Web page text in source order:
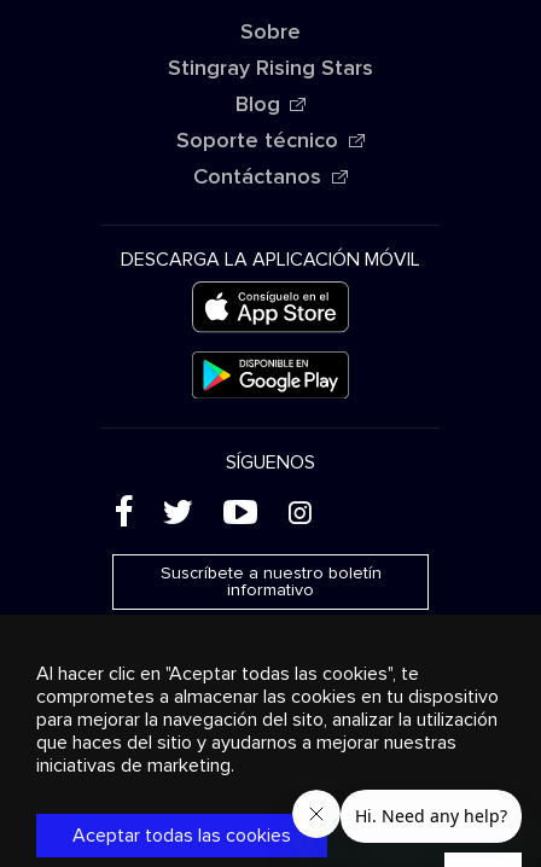
Sobre
Stingray Rising Stars
Blog
Soporte técnico
Contáctanos
DESCARGA LA APLICACIÓN MÓVIL
SÍGUENOS
( ' + &
Suscríbete a nuestro boletín
informativo
Publicidad Transmisión y distribución
Productos de
consumo
Soluciones empresariales Radio
Sobre
nosotros
© 2018-2025 Stingray Group Inc. Todos los derechos
reservados. STINGRAY®, STINGRAY® MUSIC y otras marcas y
logos son marcas comerciales de Stingray Group en Canadá,
Al hacer clic en "Aceptar todas las cookies", te
comprometes a almacenar las cookies en tu dispositivo
para mejorar la navegación del sito, analizar la utilización
que haces del sitio y ayudarnos a mejorar nuestras
iniciativas de marketing.
Aceptar todas las cookies